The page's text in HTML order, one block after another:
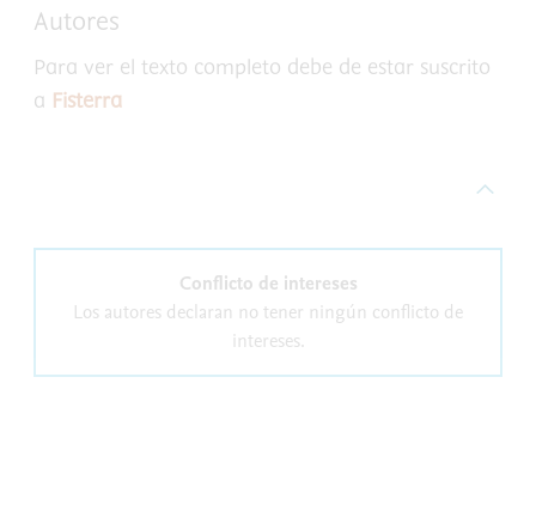
Autores
Para ver el texto completo debe de estar suscrito
a Fisterra
Conflicto de intereses
Los autores declaran no tener ningún conflicto de
intereses.